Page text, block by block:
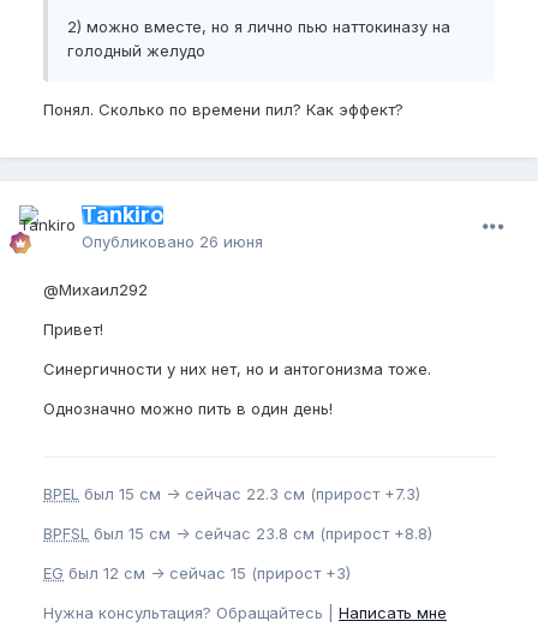
2) можно вместе, но я лично пью наттокиназу на
голодный желудо
Понял. Сколько по времени пил? Как эффект?
Tankiro
Опубликовано 26 июня
@Михаил292
Привет!
Синергичности у них нет, но и антогонизма тоже.
Однозначно можно пить в один день!
BPEL был 15 см -> сейчас 22.3 см (прирост +7.3)
BPFSL был 15 см -> сейчас 23.8 см (прирост +8.8)
EG был 12 см -> сейчас 15 (прирост +3)
Нужна консультация? Обращайтесь | Написать мне